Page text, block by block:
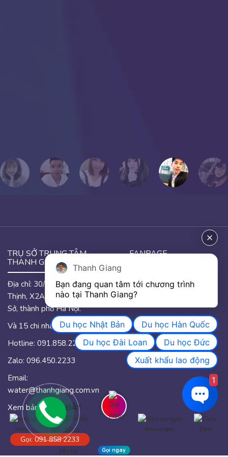
TRỤ SỞ TRUNG TÂM
THANH GIANG
Địa chỉ: 30/46 đường Hưng
Thịnh, X2A, phường Yên
Sở, thành phố Hà Nội.
Và 15 chi nhánh trên quốc.
Hotline: 091.858.2233
Zalo: 096.450.2233
Email:
water@thanhgiang.com.vn
Xem bản đồ
TẠI ĐÂY
FANPAGE
GOOGLE MAP
Gọi: 091 858 2233
Menu
liên hệ Gọi ngay
Messenger Zalo
Thanh Giang
Bạn đang quan tâm tới chương trình
nào tại Thanh Giang?
Du học Nhật Bản
Du học Hàn Quốc
Du học Đài Loan
Du học Đức
Xuất khẩu lao động
1